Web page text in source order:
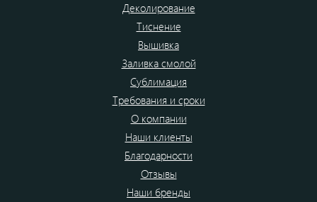
Деколирование
Тиснение
Вышивка
Заливка смолой
Сублимация
Требования и сроки
О компании
Наши клиенты
Благодарности
Отзывы
Наши бренды